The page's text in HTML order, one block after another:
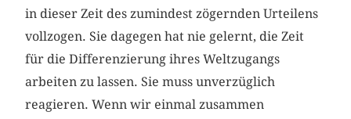
in dieser Zeit des zumindest zögernden Urteilens
vollzogen. Sie dagegen hat nie gelernt, die Zeit
für die Differenzierung ihres Weltzugangs
arbeiten zu lassen. Sie muss unverzüglich
reagieren. Wenn wir einmal zusammen